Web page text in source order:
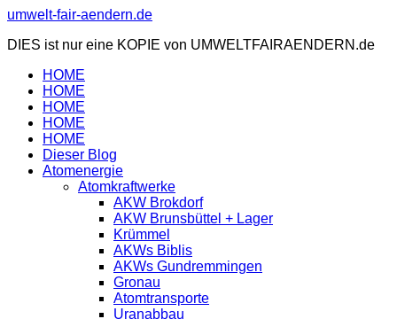
Zum
springen
umwelt-fair-aendern.de
DIES ist nur eine KOPIE von UMWELTFAIRAENDERN.de
HOME
HOME
HOME
HOME
HOME
Dieser Blog
Atomenergie
Atomkraftwerke
AKW Brokdorf
AKW Brunsbüttel + Lager
Krümmel
AKWs Biblis
AKWs Gundremmingen
Gronau
Atomtransporte
Uranabbau